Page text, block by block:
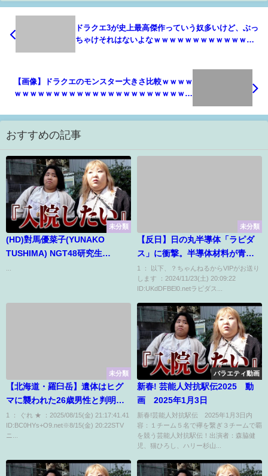
ドラクエ3が史上最高傑作っていう奴多いけど、ぶっ
ちゃけそれはないよなｗｗｗｗｗｗｗｗｗｗｗｗｗ
【画像】ドラクエのモンスター大きさ比較ｗｗｗｗ
ｗｗｗｗｗｗｗｗｗｗｗｗｗｗｗｗｗｗｗｗｗｗｗ
おすすめの記事
未分類
(HD)對馬優菜子(YUNAKO
TUSHIMA) NGT48研究生
未分類
【反日】日の丸半導体「ラピダ
ス」に衝撃。半導体材料が青函
トンネルを渡れず半導体製造困
難と判明
1 ： 以下、？ちゃんねるからVIPがお送り
します ：2024/11/23(土) 20:09:22
ID:UKdDFBEl0.netラピダス...
未分類
【北海道・羅臼岳】遺体はヒグ
マに襲われた26歳男性と判明
父親「野生動物に襲われて死ん
でしまったことが悲しい」
1 ： ぐれ ★ ：2025/08/15(金) 21:17:41.41
ID:BC0HYs+O9.net※8/15(金) 20:22STV
ニ...
バラエティ動画
新春! 芸能人対抗駅伝2025 動
画 2025年1月3日
新春!芸能人対抗駅伝 2025年1月3日内
容：１チーム５名で襷を繋ぎ３チームで覇
を競う芸能人対抗駅伝！出演者：森脇健
児、猫ひろし、ハリー杉山...